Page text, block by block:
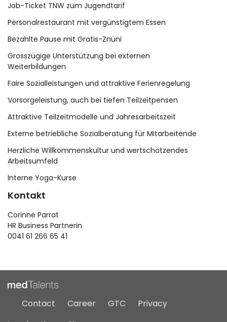
Job-Ticket TNW zum Jugendtarif
Personalrestaurant mit vergünstigtem Essen
Bezahlte Pause mit Gratis-Znüni
Grosszügige Unterstützung bei externen
Weiterbildungen
Faire Sozialleistungen und attraktive Ferienregelung
Vorsorgeleistung, auch bei tiefen Teilzeitpensen
Attraktive Teilzeitmodelle und Jahresarbeitszeit
Externe betriebliche Sozialberatung für Mitarbeitende
Herzliche Willkommenskultur und wertschätzendes
Arbeitsumfeld
Interne Yoga-Kurse
Kontakt
Corinne Parrat
HR Business Partnerin
0041 61 266 65 41
Contact Career GTC
Privacy